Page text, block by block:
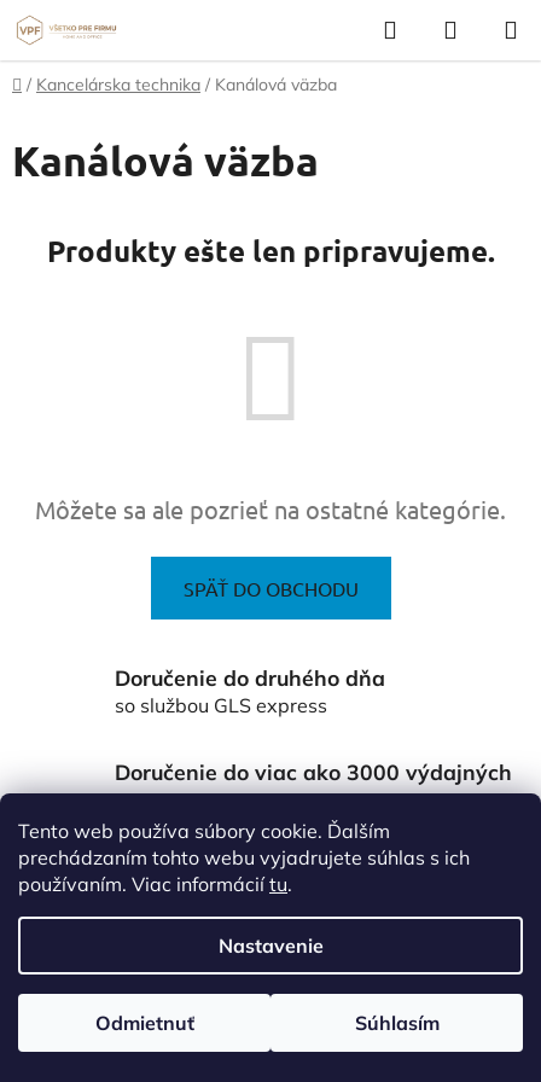
Tento web používa súbory cookie. Ďalším
prechádzaním tohto webu vyjadrujete súhlas s ich
používaním. Viac informáciítu.
Nastavenie
Odmietnuť Súhlasím
Prejsť
na
obsah
Hľadať
KOŠÍK
Domov
/ Kancelárska technika / Kanálová väzba
Kanálová väzba
Produkty ešte len pripravujeme.
Môžete sa ale pozrieť na ostatné kategórie.
SPÄŤ DO OBCHODU
Doručenie do druhého dňa
so službou GLS express
Doručenie do viac ako 3000 výdajných
miest Packeta
po celom Slovensku
Vytvoril Shoptet
Copyright 2026www.vsetkoprefirmu.sk. Všetky práva
vyhradené.
Upraviť nastavenie cookies